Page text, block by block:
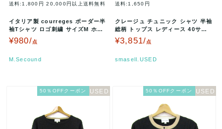
送料:1,800円 20,000円以上送料無料
イタリア製 courreges ボーダー半
袖Tシャツ ロゴ刺繍 サイズM ホワ
イト×ピンク A001…
¥980/点
M.Secound
送料:1,650円
クレージュ チュニック シャツ 半袖
総柄 トップス レディース 40サイ
ズ ネイビー×ホワイト×ブ…
¥3,851/点
smasell.USED
50％OFFクーポン 50％OFFクーポン